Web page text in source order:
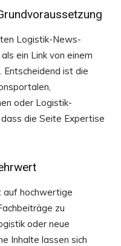
Logistik-News-
ein Link von einem
Entscheidend ist die
oder Logistik-
die Seite Expertise
auf hochwertige
zu
oder neue
Inhalte lassen sich